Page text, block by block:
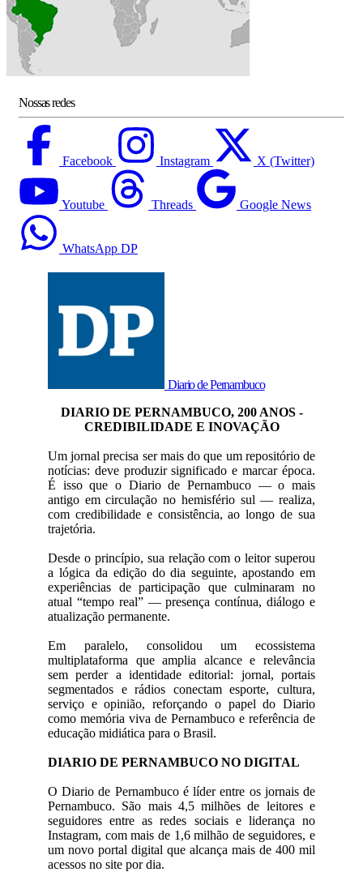
Nossas redes
Facebook Instagram X (Twitter)
Youtube Threads Google News
WhatsApp DP
Diario de Pernambuco
DIARIO DE PERNAMBUCO, 200 ANOS -
CREDIBILIDADE E INOVAÇÃO
Um jornal precisa ser mais do que um repositório de
notícias: deve produzir significado e marcar época.
É isso que o Diario de Pernambuco — o mais
antigo em circulação no hemisfério sul — realiza,
com credibilidade e consistência, ao longo de sua
trajetória.
Desde o princípio, sua relação com o leitor superou
a lógica da edição do dia seguinte, apostando em
experiências de participação que culminaram no
atual “tempo real” — presença contínua, diálogo e
atualização permanente.
Em paralelo, consolidou um ecossistema
multiplataforma que amplia alcance e relevância
sem perder a identidade editorial: jornal, portais
segmentados e rádios conectam esporte, cultura,
serviço e opinião, reforçando o papel do Diario
como memória viva de Pernambuco e referência de
educação midiática para o Brasil.
DIARIO DE PERNAMBUCO NO DIGITAL
O Diario de Pernambuco é líder entre os jornais de
Pernambuco. São mais 4,5 milhões de leitores e
seguidores entre as redes sociais e liderança no
Instagram, com mais de 1,6 milhão de seguidores, e
um novo portal digital que alcança mais de 400 mil
acessos no site por dia.